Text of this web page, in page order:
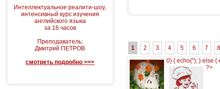
Интеллектуальное реалити-шоу,
интенсивный курс изучения
английского языка
за 16 часов
Преподаватель:
Дмитрий ПЕТРОВ
смотреть подробно >>>
1 2 3 4 5 6 7
8
0) { echo(''); } else {
?>